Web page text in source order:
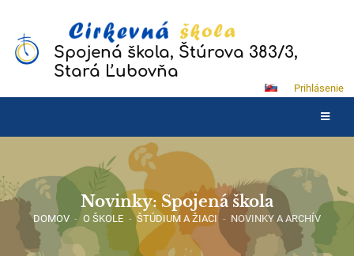
Spojená škola, Štúrova 383/3,
Stará Ľubovňa
Prihlásenie
Novinky: Spojená škola
DOMOV - O ŠKOLE - ŠTÚDIUM A ŽIACI - NOVINKY A ARCHÍV